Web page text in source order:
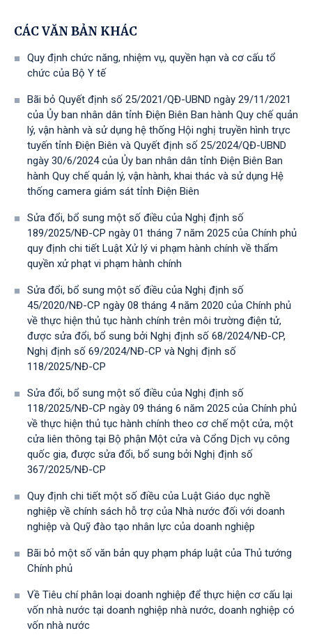
CÁC VĂN BẢN KHÁC
Quy định chức năng, nhiệm vụ, quyền hạn và cơ cấu tổ
chức của Bộ Y tế
Bãi bỏ Quyết định số 25/2021/QĐ-UBND ngày 29/11/2021
của Ủy ban nhân dân tỉnh Điện Biên Ban hành Quy chế quản
lý, vận hành và sử dụng hệ thống Hội nghị truyền hình trực
tuyến tỉnh Điện Biên và Quyết định số 25/2024/QĐ-UBND
ngày 30/6/2024 của Ủy ban nhân dân tỉnh Điện Biên Ban
hành Quy chế quản lý, vận hành, khai thác và sử dụng Hệ
thống camera giám sát tỉnh Điện Biên
Sửa đổi, bổ sung một số điều của Nghị định số
189/2025/NĐ-CР ngày 01 tháng 7 năm 2025 của Chính phủ
quy định chi tiết Luật Xử lý vi phạm hành chính về thẩm
quyền xử phạt vi phạm hành chính
Sửa đổi, bổ sung một số điều của Nghị định số
45/2020/NĐ-CP ngày 08 tháng 4 năm 2020 của Chính phủ
về thực hiện thủ tục hành chính trên môi trường điện tử,
được sửa đổi, bổ sung bởi Nghị định số 68/2024/NĐ-CP,
Nghị định số 69/2024/NĐ-CP và Nghị định số
118/2025/NĐ-СР
Sửa đổi, bổ sung một số điều của Nghị định số
118/2025/NĐ-CP ngày 09 tháng 6 năm 2025 của Chính phủ
về thực hiện thủ tục hành chính theo cơ chế một cửa, một
cửa liên thông tại Bộ phận Một cửa và Cổng Dịch vụ công
quốc gia, được sửa đổi, bổ sung bởi Nghị định số
367/2025/NĐ-СР
Quy định chi tiết một số điều của Luật Giáo dục nghề
nghiệp về chính sách hỗ trợ của Nhà nước đối với doanh
nghiệp và Quỹ đào tạo nhân lực của doanh nghiệp
Bãi bỏ một số văn bản quy phạm pháp luật của Thủ tướng
Chính phủ
Về Tiêu chí phân loại doanh nghiệp để thực hiện cơ cấu lại
vốn nhà nước tại doanh nghiệp nhà nước, doanh nghiệp có
vốn nhà nước